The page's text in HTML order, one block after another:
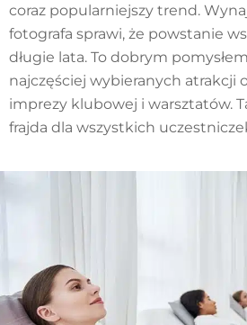
coraz popularniejszy trend.
fotografa sprawi, że powstanie
długie lata. To dobrym
najczęściej wybieranych atrakcji
imprezy klubowej i warsztatów.
frajda dla wszystkich